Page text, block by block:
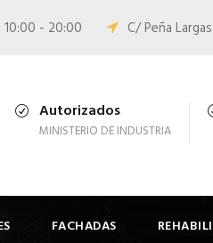
10:00 - 20:00 C/ Peña
Autorizados
MINISTERIO DE INDUSTRIA
FACHADAS